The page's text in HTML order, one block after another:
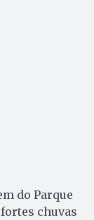
do Parque
chuvas